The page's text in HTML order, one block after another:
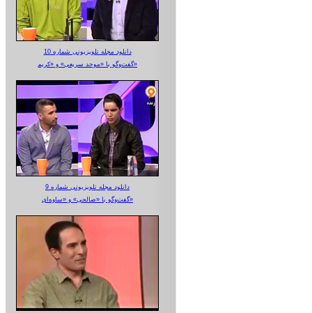
دانلود مجله تلویزیونی شماره 10
گفت‌وگو با «موحد سریعی» و «کریم»
دانلود مجله تلویزیونی شماره 9
گفت‌وگو با «صالحی» و «ساوه‌ای»